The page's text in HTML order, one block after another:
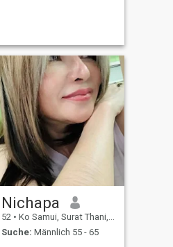
Beziehung.
Nichapa
52 • Ko Samui, Surat Thani, Thailand
Suche: Männlich 55 - 65